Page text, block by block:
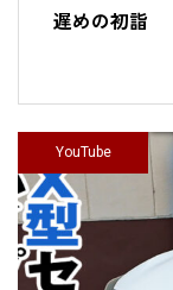
遅めの初詣
YouTube